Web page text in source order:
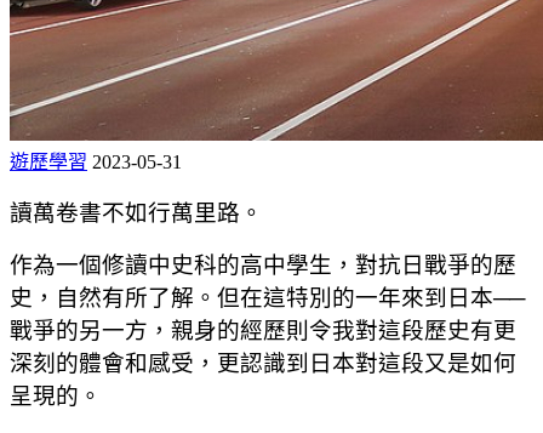
遊歷學習 2023-05-31
讀萬卷書不如行萬里路。
作為一個修讀中史科的高中學生，對抗日戰爭的歷
史，自然有所了解。但在這特別的一年來到日本──
戰爭的另一方，親身的經歷則令我對這段歷史有更
深刻的體會和感受，更認識到日本對這段又是如何
呈現的。